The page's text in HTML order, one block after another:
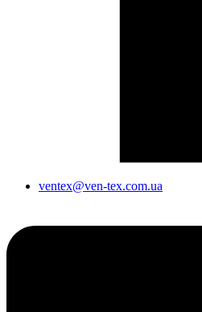
ventex@ven-tex.com.ua